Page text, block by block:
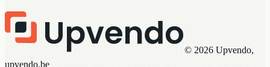
© 2026 Upvendo,
upvendo.be